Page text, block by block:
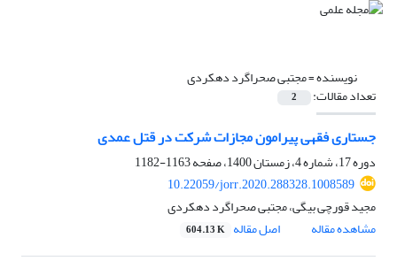
نویسنده =مجتبی صحراگرد دهکردی
تعداد مقالات: 2
جستاری فقهی پیرامون مجازات شرکت در قتل عمدی
دوره 17، شماره 4، زمستان 1400، صفحه
1163-1182
10.22059/jorr.2020.288328.1008589
مجید قورچی بیگی، مجتبی صحراگرد دهکردی
مشاهده مقاله
اصل مقاله 604.13 K